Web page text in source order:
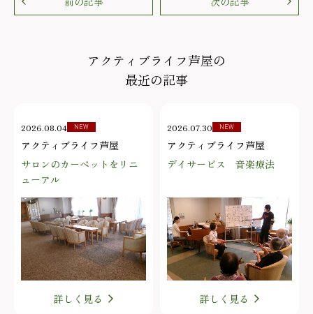
前の記事 次の記事
アクティブライフ芦屋の
最近の記事
2026.08.04 NEW
アクティブライフ芦屋
サロンのカーペットをリニ
ューアル
詳しく見る
2026.07.30 NEW
アクティブライフ芦屋
デイサービス 音楽療法
詳しく見る